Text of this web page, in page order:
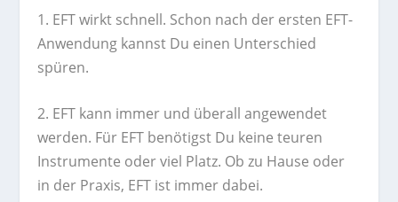
1. EFT wirkt schnell. Schon nach der ersten EFT-
Anwendung kannst Du einen Unterschied
spüren.
2. EFT kann immer und überall angewendet
werden. Für EFT benötigst Du keine teuren
Instrumente oder viel Platz. Ob zu Hause oder
in der Praxis, EFT ist immer dabei.